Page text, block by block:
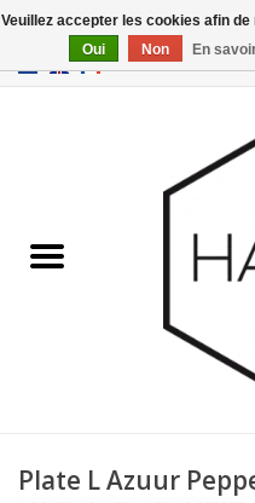
EUR/GBP
Gadgets
Plate L Azuur
Veuillez accepter les cookies afin
Oui
Non En